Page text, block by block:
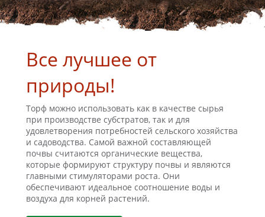
Все лучшее от
природы!
Торф можно использовать как в качестве сырья
при производстве субстратов, так и для
удовлетворения потребностей сельского хозяйства
и садоводства. Самой важной составляющей
почвы считаются органические вещества,
которые формируют структуру почвы и являются
главными стимуляторами роста. Они
обеспечивают идеальное соотношение воды и
воздуха для корней растений.